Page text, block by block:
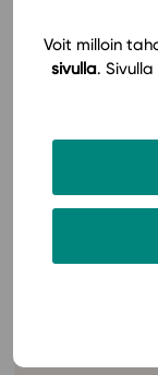
Voit milloin
sivulla.
begrepp kan nu
sitt kunnande
Förtydligande
kapitlen om
lagts till nya
Avaa